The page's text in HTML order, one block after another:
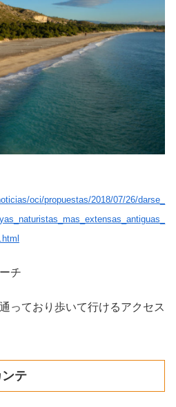
oci/propuestas/2018/07/26/darse_
チ
っており歩いて行けるアクセス
テ